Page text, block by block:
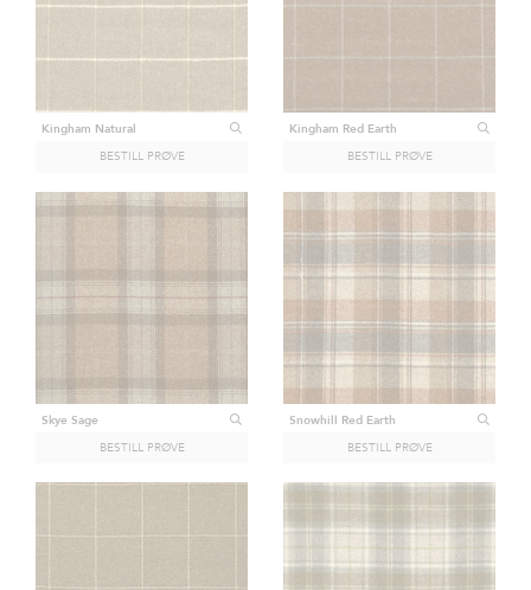
Kingham Natural Kingham Red Earth
Skye Sage Snowhill Red Earth